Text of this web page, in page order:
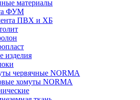
материалы
ФУМ
ПВХ и ХБ
изделия
червячные NORMA
хомуты NORMA